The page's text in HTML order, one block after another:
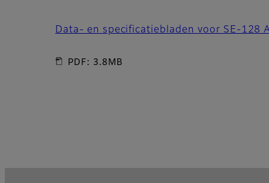
Data- en specificatiebladen voor SE-128
PDF: 3.8MB